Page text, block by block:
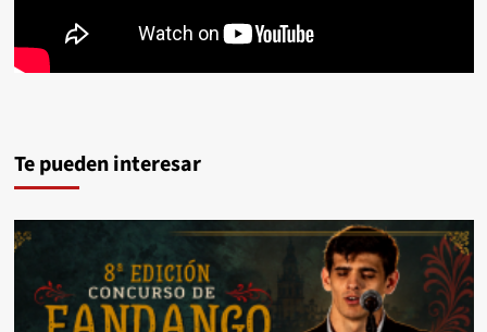
Te pueden interesar